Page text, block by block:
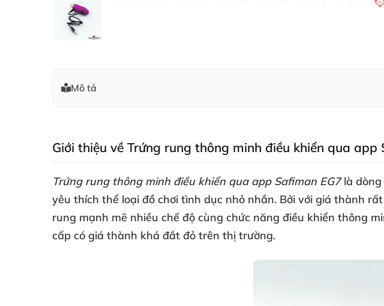
Mô tả
Giới thiệu về Trứng rung thông minh điều khiển qua app
Trứng rung thông minh điều khiển qua app Safiman EG7là dòng
yêu thích thể loại đồ chơi tình dục nhỏ nhắn. Bởi với giá thành
rung mạnh mẽ nhiều chế độ cùng chức năng điều khiển thông
cấp có giá thành khá đắt đỏ trên thị trường.